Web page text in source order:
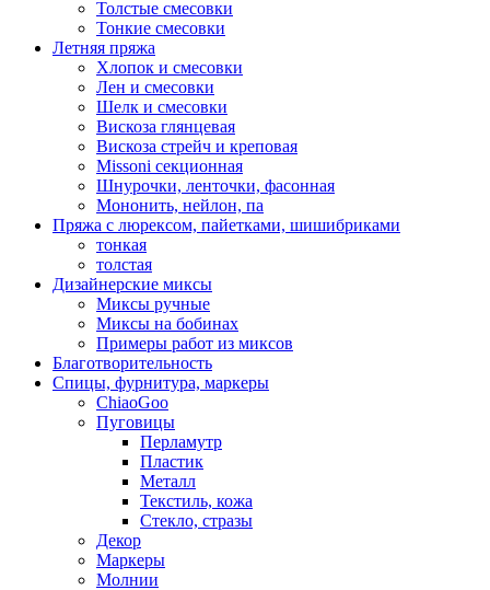
Толстые смесовки
Тонкие смесовки
Летняя пряжа
Хлопок и смесовки
Лен и смесовки
Шелк и смесовки
Вискоза глянцевая
Вискоза стрейч и креповая
Missoni секционная
Шнурочки, ленточки, фасонная
Мононить, нейлон, па
Пряжа с люрексом, пайетками, шишибриками
тонкая
толстая
Дизайнерские миксы
Миксы ручные
Миксы на бобинах
Примеры работ из миксов
Благотворительность
Спицы, фурнитура, маркеры
ChiaoGoo
Пуговицы
Перламутр
Пластик
Металл
Текстиль, кожа
Стекло, стразы
Декор
Маркеры
Молнии